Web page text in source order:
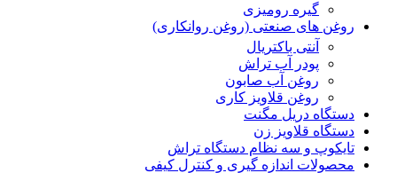
گیره رومیزی
روغن های صنعتی (روغن روانکاری)
آنتی باکتریال
پودر آب تراش
روغن آب صابون
روغن قلاویز کاری
دستگاه دریل مگنت
دستگاه قلاویز زن
تایکوپ و سه نظام دستگاه تراش
محصولات اندازه گیری و کنترل کیفی